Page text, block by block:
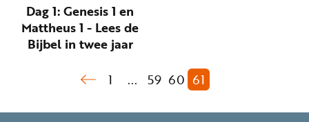
Dag 1: Genesis 1 en
Mattheus 1 - Lees de
Bijbel in twee jaar
1
... 59 60 61